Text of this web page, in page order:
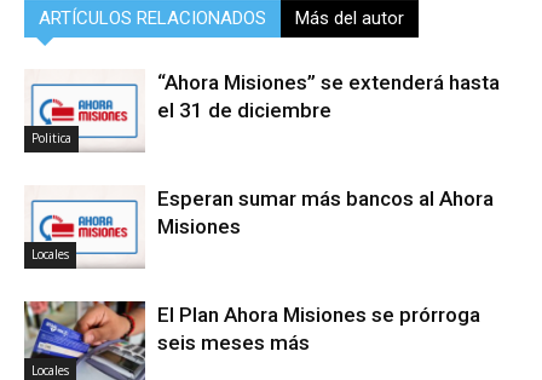
ARTÍCULOS RELACIONADOS Más del autor
Politica
“Ahora Misiones” se extenderá hasta
el 31 de diciembre
Locales
Esperan sumar más bancos al Ahora
Misiones
Locales
El Plan Ahora Misiones se prórroga
seis meses más